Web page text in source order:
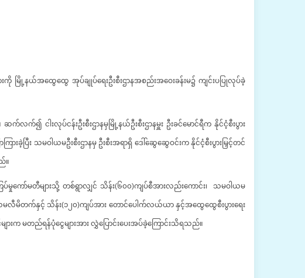
းကို မြို့နယ်အထွေထွေ အုပ်ချုပ်ရေးဦးစီးဌာနအစည်းအဝေးခန်းမ၌ ကျင်းပပြုလုပ်ခဲ့
က်၍ ငါးလုပ်ငန်းဦးစီးဌာနမှမြို့နယ်ဦးစီးဌာနမှူး ဦးခင်မောင်ရီက နိုင်ငံ့စီးပွား
ခဲ့ပြီး သမဝါယမဦးစီးဌာနမှ ဦးစီးအရာရှိ ဒေါ်ဆွေဆွေဝင်းက နိုင်ငံ့စီးပွားမြှင့်တင်
။
ပ်မှုကော်မတီများသို့ တစ်ရွာလျှင် သိန်း(၆၀၀)ကျပ်စီအားလည်းကောင်း၊ သမဝါယမ
လီမိတက်နှင့် သိန်း(၁၂၀)ကျပ်အား တောင်ပေါက်လယ်ယာ နှင့်အထွေထွေစီးပွားရေး
က မတည်ရန်ပုံငွေများအား လွှဲပြောင်းပေးအပ်ခဲ့ကြောင်းသိရသည်။